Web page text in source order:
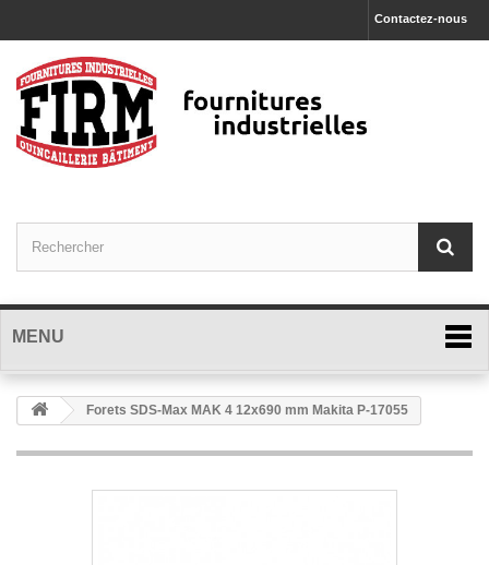
Contactez-nous
MENU
Forets SDS-Max MAK 4 12x690 mm Makita P-17055